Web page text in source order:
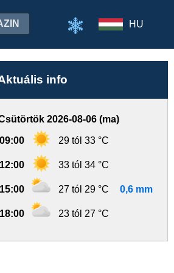
HU
info
2026-08-06 (ma)
09:00 29 tól 33 °C
12:00 33 tól 34 °C
15:00 27 tól 29 °C 0,6 mm
18:00 23 tól 27 °C